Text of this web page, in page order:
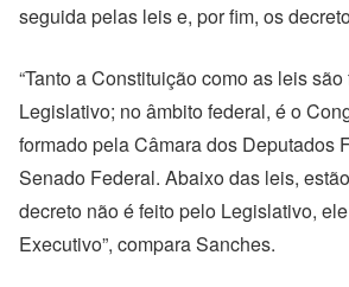
seguida pelas leis e, por fim, os
“Tanto a Constituição como as leis
Legislativo; no âmbito federal, é o
formado pela Câmara dos Deputados
Senado Federal. Abaixo das leis,
decreto não é feito pelo Legislativo,
Executivo”, compara Sanches.